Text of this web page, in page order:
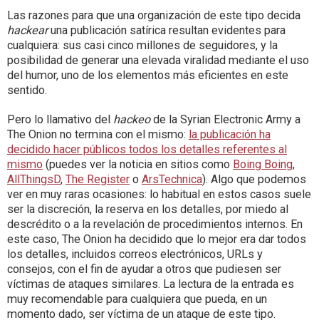
Las razones para que una organización de este tipo decida
hackearuna publicación satírica resultan evidentes para
cualquiera: sus casi cinco millones de seguidores, y la
posibilidad de generar una elevada viralidad mediante el uso
del humor, uno de los elementos más eficientes en este
sentido.
Pero lo llamativo del hackeode la Syrian Electronic Army a
The Onion no termina con el mismo: la publicación ha
decidido hacer públicos todos los detalles referentes al
mismo (puedes ver la noticia en sitios como Boing Boing,
AllThingsD, The Register o ArsTechnica). Algo que podemos
ver en muy raras ocasiones: lo habitual en estos casos suele
ser la discreción, la reserva en los detalles, por miedo al
descrédito o a la revelación de procedimientos internos. En
este caso, The Onion ha decidido que lo mejor era dar todos
los detalles, incluidos correos electrónicos, URLs y
consejos, con el fin de ayudar a otros que pudiesen ser
víctimas de ataques similares. La lectura de la entrada es
muy recomendable para cualquiera que pueda, en un
momento dado, ser víctima de un ataque de este tipo.